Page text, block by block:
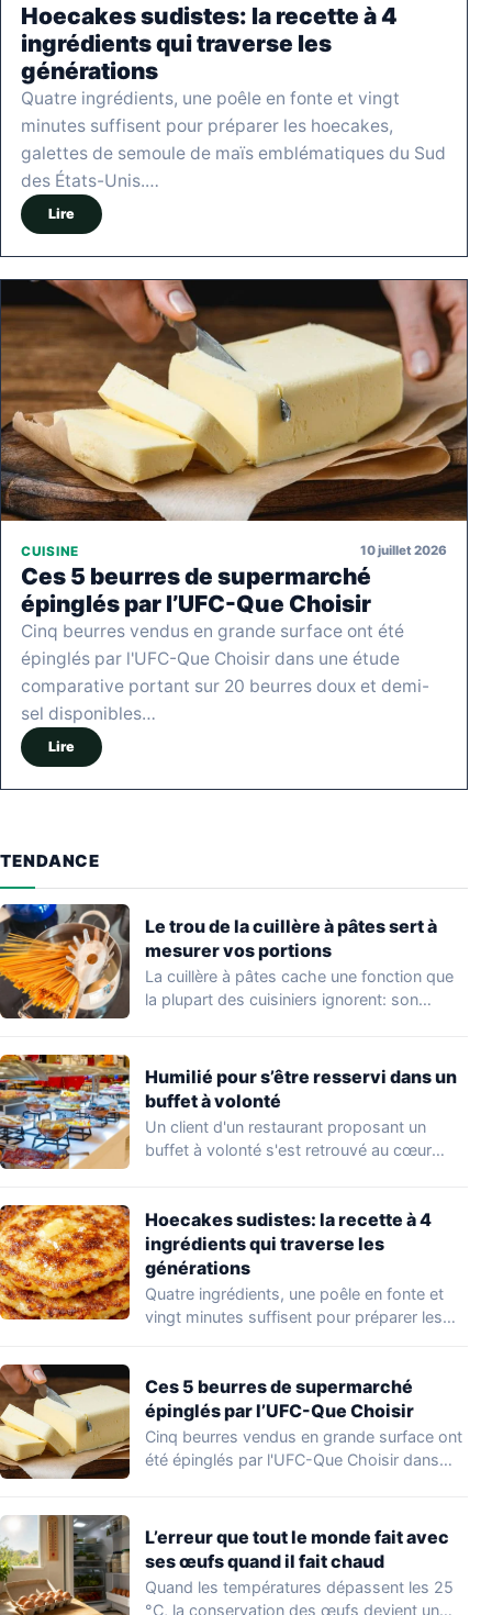
Hoecakes sudistes: la recette à 4
ingrédients qui traverse les
générations
Quatre ingrédients, une poêle en fonte et vingt
minutes suffisent pour préparer les hoecakes,
galettes de semoule de maïs emblématiques du Sud
des États-Unis.…
Lire
CUISINE 10 juillet 2026
Ces 5 beurres de supermarché
épinglés par l’UFC-Que Choisir
Cinq beurres vendus en grande surface ont été
épinglés par l'UFC-Que Choisir dans une étude
comparative portant sur 20 beurres doux et demi-
sel disponibles…
Lire
TENDANCE
Le trou de la cuillère à pâtes sert à
mesurer vos portions
La cuillère à pâtes cache une fonction que
la plupart des cuisiniers ignorent: son…
Humilié pour s’être resservi dans un
buffet à volonté
Un client d'un restaurant proposant un
buffet à volonté s'est retrouvé au cœur
Hoecakes sudistes: la recette à 4
ingrédients qui traverse les
générations
Quatre ingrédients, une poêle en fonte et
vingt minutes suffisent pour préparer les
Ces 5 beurres de supermarché
épinglés par l’UFC-Que Choisir
Cinq beurres vendus en grande surface ont
été épinglés par l'UFC-Que Choisir dans
L’erreur que tout le monde fait avec
ses œufs quand il fait chaud
Quand les températures dépassent les 25
°C, la conservation des œufs devient un